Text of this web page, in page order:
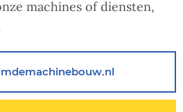
machines of diensten,